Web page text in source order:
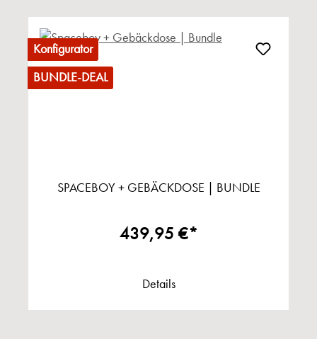
Konfigurator
BUNDLE-DEAL
SPACEBOY + GEBÄCKDOSE | BUNDLE
439,95 €*
Details